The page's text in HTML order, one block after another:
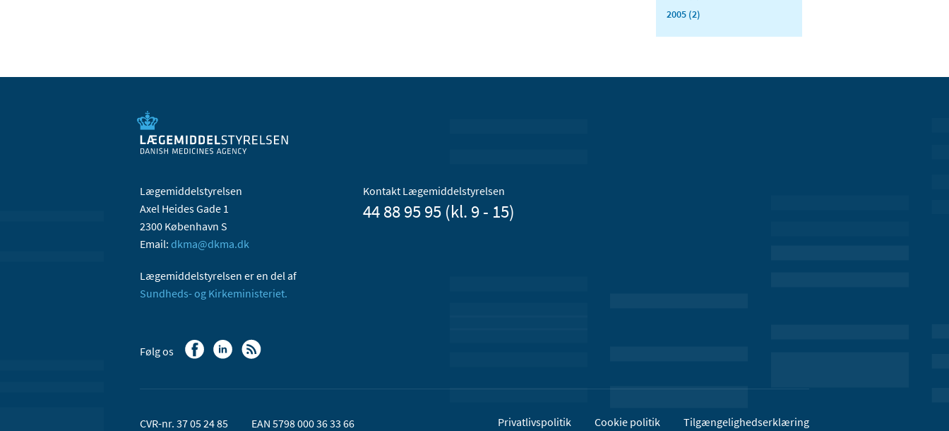
2005 (2)
Lægemiddelstyrelsen
Axel Heides Gade 1
2300 København S
Email: dkma@dkma.dk
Lægemiddelstyrelsen er en del af
Sundheds- og Kirkeministeriet.
Kontakt Lægemiddelstyrelsen
44 88 95 95 (kl. 9 - 15)
Følg os
CVR-nr. 37 05 24 85 EAN 5798 000 36 33 66 Privatlivspolitik Cookie politik Tilgængelighedserklæring